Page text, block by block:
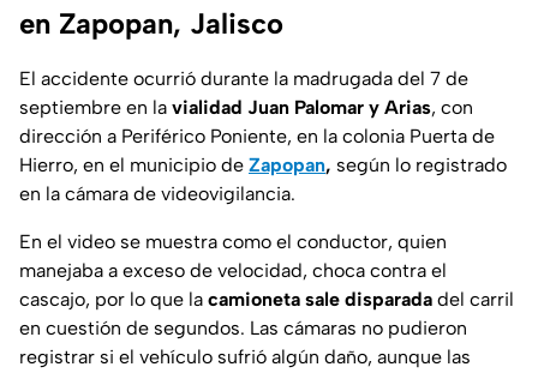
en Zapopan, Jalisco
El accidente ocurrió durante la madrugada del 7 de
septiembre en la vialidad Juan Palomar y Arias, con
dirección a Periférico Poniente, en la colonia Puerta de
Hierro, en el municipio de Zapopan, según lo registrado
en la cámara de videovigilancia.
En el video se muestra como el conductor, quien
manejaba a exceso de velocidad, choca contra el
cascajo, por lo que la camioneta sale disparada del carril
en cuestión de segundos. Las cámaras no pudieron
registrar si el vehículo sufrió algún daño, aunque las